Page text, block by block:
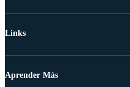
Links
Aprender Más